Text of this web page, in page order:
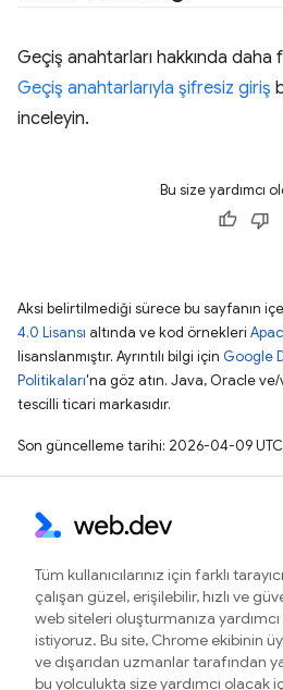
Geçiş anahtarları hakkında daha
Geçiş anahtarlarıyla şifresiz giriş
inceleyin.
Bu size yardımcı
Aksi belirtilmediği sürece bu sayfanın
4.0 Lisansı altında ve kod örnekleri
lisanslanmıştır. Ayrıntılı bilgi için Google
Politikaları'na göz atın. Java, Oracle ve/
tescilli ticari markasıdır.
Son güncelleme tarihi: 2026-04-09
Tüm kullanıcılarınız için farklı
çalışan güzel, erişilebilir, hızlı ve
web siteleri oluşturmanıza
istiyoruz. Bu site, Chrome ekibinin
ve dışarıdan uzmanlar tarafından
bu yolculukta size yardımcı olacak